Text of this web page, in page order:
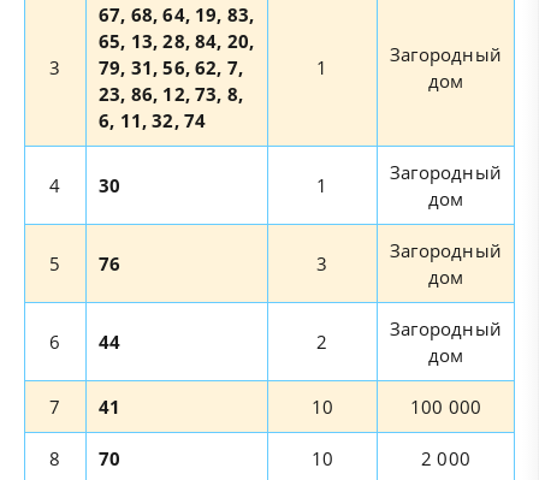
3
67, 68, 64, 19, 83,
65, 13, 28, 84, 20,
79, 31, 56, 62, 7,
23, 86, 12, 73, 8,
6, 11, 32, 74
1
Загородный
дом
4 30 1
Загородный
дом
5 76 3
Загородный
дом
6 44 2
Загородный
дом
7 41 10 100 000
8 70 10 2 000